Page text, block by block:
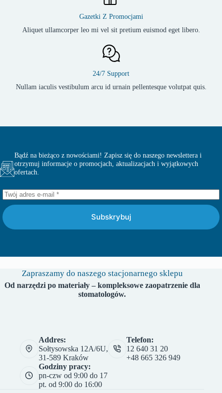
Gazetki Z Promocjami
Aliquet ullamcorper leo mi vel sit pretium euismod eget libero.
24/7 Support
Nullam iaculis vestibulum arcu id urnain pellentesque volutpat quis.
Bądź na bieżąco z nowościami! Zapisz się do naszego newslettera i
otrzymuj informacje o promocjach, aktualizacjach i wyjątkowych
ofertach.
Subskrybuj
Zapraszamy do naszego stacjonarnego sklepu
Od narzędzi po materiały – kompleksowe zaopatrzenie dla
stomatologów.
Addres:
Sołtysowska 12A/6U,
31-589 Kraków
Telefon:
12 640 31 20
+48 665 326 949
Godziny pracy:
pn-czw od 9:00 do 17
pt. od 9:00 do 16:00